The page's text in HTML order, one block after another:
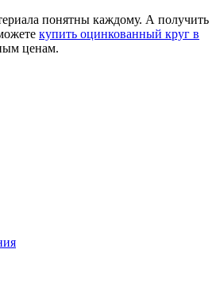
понятны каждому. А получить
купить оцинкованный круг в
ценам.